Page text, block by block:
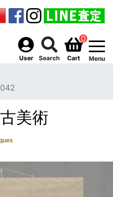
User Search
0
Cart Menu
美術